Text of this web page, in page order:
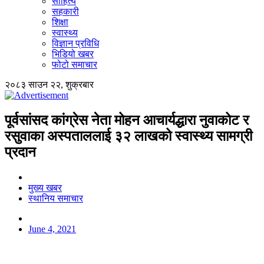
सहकारी
शिक्षा
स्वास्थ्य
विज्ञान प्रविधि
भिडियो खबर
फोटो समाचार
२०८३ साउन २२, शुक्रबार
पूर्वसांसद कांग्रेस नेता मोहन आचार्यद्धारा नुवाकोट र
रसुवाका अस्पताललाई ३२ लाखको स्वास्थ्य सामग्री
प्रदान
मुख्य खबर
स्थानिय समाचार
June 4, 2021